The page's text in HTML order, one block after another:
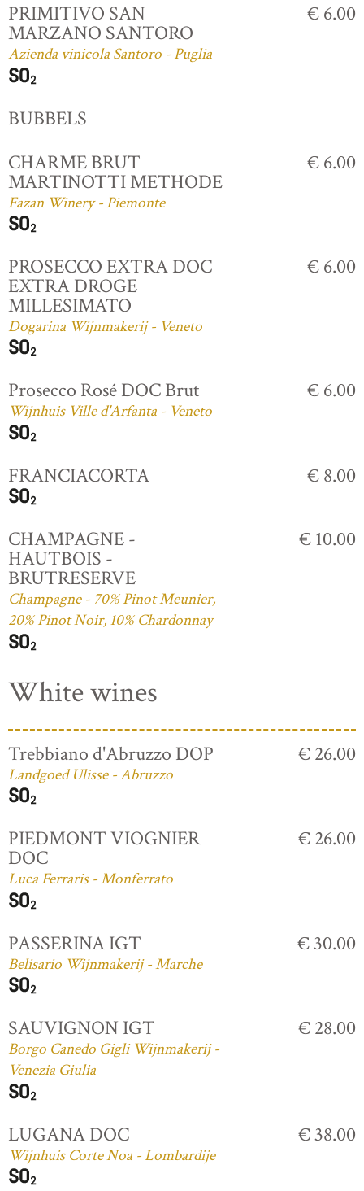
PRIMITIVO SAN
MARZANO SANTORO
Azienda vinicola Santoro - Puglia
€ 6.00
BUBBELS
CHARME BRUT
MARTINOTTI METHODE
Fazan Winery - Piemonte
€ 6.00
PROSECCO EXTRA DOC
EXTRA DROGE
MILLESIMATO
Dogarina Wijnmakerij - Veneto
€ 6.00
Prosecco Rosé DOC Brut
Wijnhuis Ville d'Arfanta - Veneto
€ 6.00
FRANCIACORTA € 8.00
CHAMPAGNE -
HAUTBOIS -
BRUTRESERVE
Champagne - 70% Pinot Meunier,
20% Pinot Noir, 10% Chardonnay
€ 10.00
White wines
Trebbiano d'Abruzzo DOP
Landgoed Ulisse - Abruzzo
€ 26.00
PIEDMONT VIOGNIER
DOC
Luca Ferraris - Monferrato
€ 26.00
PASSERINA IGT
Belisario Wijnmakerij - Marche
€ 30.00
SAUVIGNON IGT
Borgo Canedo Gigli Wijnmakerij -
Venezia Giulia
€ 28.00
LUGANA DOC
Wijnhuis Corte Noa - Lombardije
€ 38.00